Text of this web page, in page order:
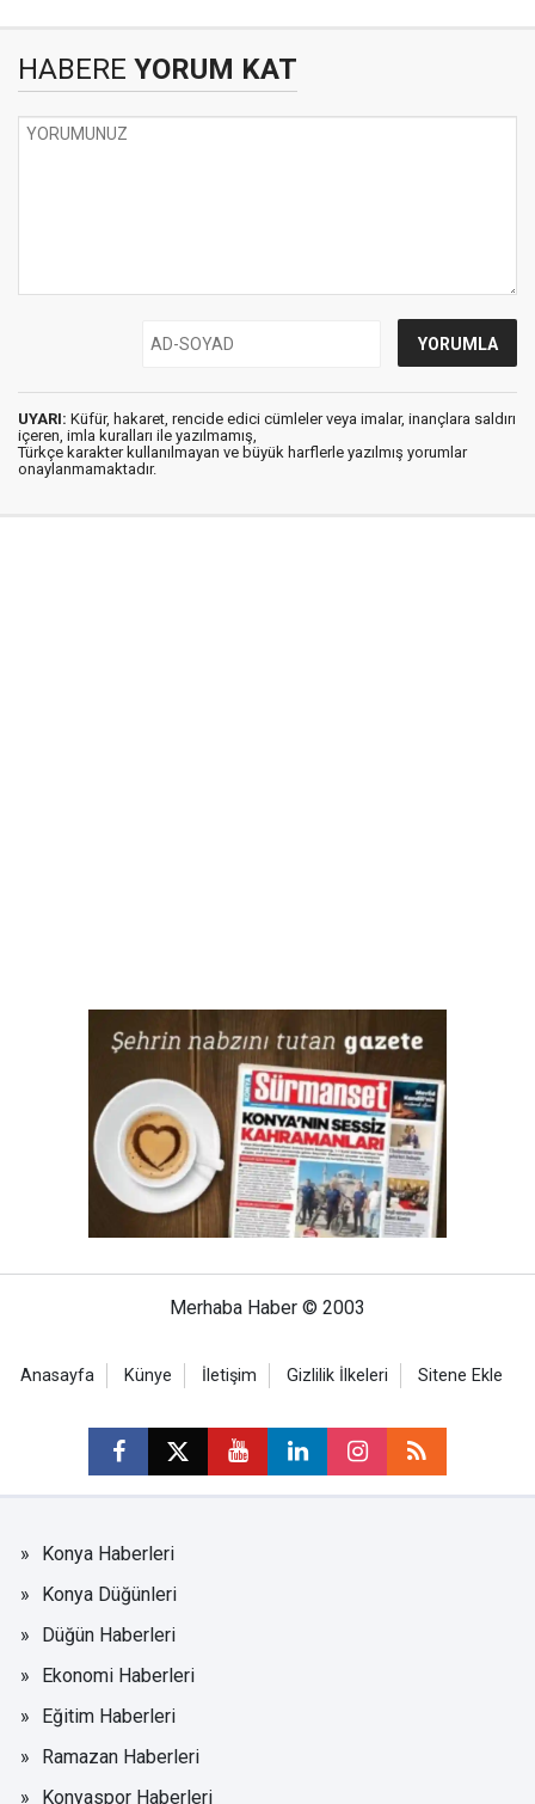
HABERE YORUM KAT
UYARI: Küfür, hakaret, rencide edici cümleler veya imalar, inançlara saldırı
içeren, imla kuralları ile yazılmamış,
Türkçe karakter kullanılmayan ve büyük harflerle yazılmış yorumlar
onaylanmamaktadır.
Merhaba Haber © 2003
Anasayfa Künye İletişim Gizlilik İlkeleri Sitene Ekle
Konya Haberleri
Konya Düğünleri
Düğün Haberleri
Ekonomi Haberleri
Eğitim Haberleri
Ramazan Haberleri
Konyaspor Haberleri